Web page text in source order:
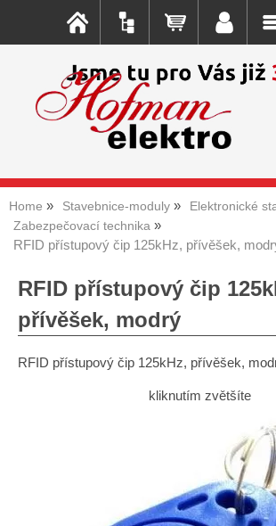
Home Stavebnice-moduly
Elektronické
Zabezpečovací technika
RFID přístupový čip 125kHz, přívěšek,
RFID přístupový čip
přívěšek, modrý
RFID přístupový čip 125kHz, přívěšek,
kliknutím zvětšíte